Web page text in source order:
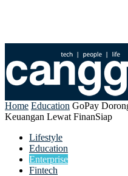
Home Education GoPay
Keuangan Lewat FinanSiap
Lifestyle
Education
Enterprise
Fintech